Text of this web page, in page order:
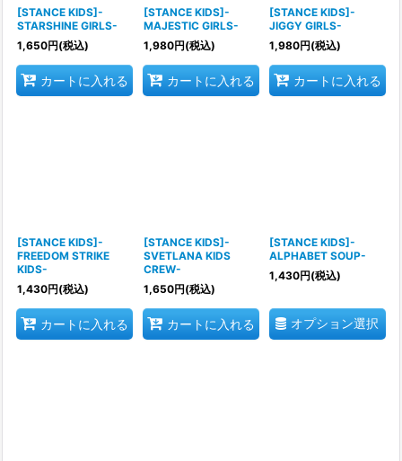
[STANCE KIDS]-
STARSHINE GIRLS-
1,650円(税込)
カートに入れる
[STANCE KIDS]-
MAJESTIC GIRLS-
1,980円(税込)
カートに入れる
[STANCE KIDS]-
JIGGY GIRLS-
1,980円(税込)
カートに入れる
[STANCE KIDS]-
FREEDOM STRIKE
KIDS-
1,430円(税込)
カートに入れる
[STANCE KIDS]-
SVETLANA KIDS
CREW-
1,650円(税込)
カートに入れる
[STANCE KIDS]-
ALPHABET SOUP-
1,430円(税込)
オプション選択